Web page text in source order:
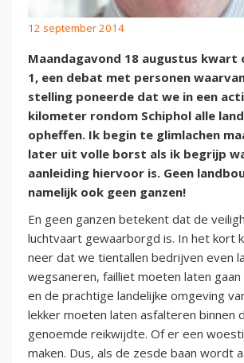
12 september 2014
Maandagavond 18 augustus kwart
1, een debat met personen
stelling poneerde dat we in een
kilometer rondom Schiphol alle
opheffen. Ik begin te glimlachen
later uit volle borst als ik begrijp
aanleiding hiervoor is. Geen
namelijk ook geen ganzen!
En geen ganzen betekent dat de
luchtvaart gewaarborgd is. In het kort
neer dat we tientallen bedrijven even
wegsaneren, failliet moeten laten
en de prachtige landelijke omgeving
lekker moeten laten asfalteren binnen
genoemde reikwijdte. Of er een
maken. Dus, als de zesde baan wordt